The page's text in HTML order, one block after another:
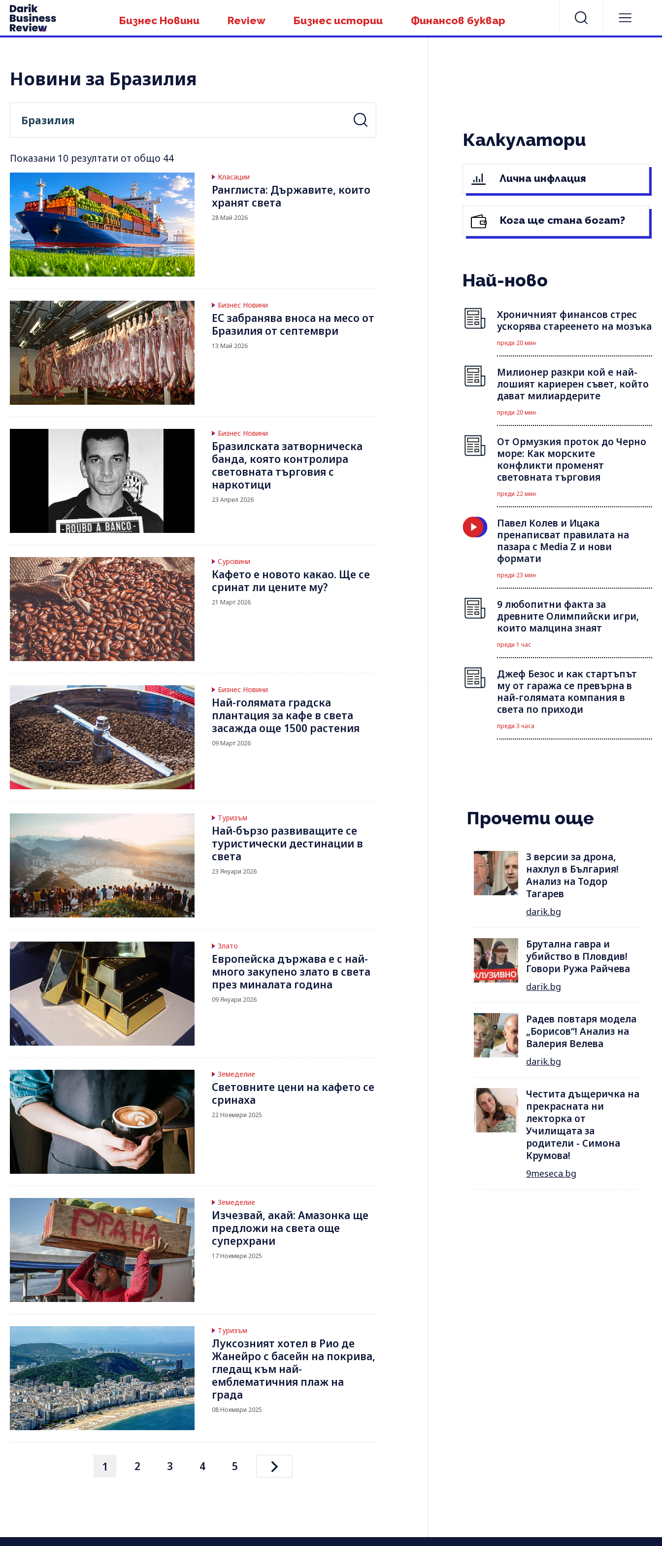
Бизнес Новини Review Бизнес истории Финансов буквар
Новини за Бразилия
Показани 10 резултати от общо 44
Класации
Ранглиста: Държавите, които
хранят света
28 Май 2026
Бизнес Новини
ЕС забранява вноса на месо от
Бразилия от септември
13 Май 2026
Бизнес Новини
Бразилската затворническа
банда, която контролира
световната търговия с
наркотици
23 Април 2026
Суровини
Кафето е новото какао. Ще се
сринат ли цените му?
21 Март 2026
Бизнес Новини
Най-голямата градска
плантация за кафе в света
засажда още 1500 растения
09 Март 2026
Туризъм
Най-бързо развиващите се
туристически дестинации в
света
23 Януари 2026
Злато
Европейска държава е с най-
много закупено злато в света
през миналата година
09 Януари 2026
Земеделие
Световните цени на кафето се
сринаха
22 Ноември 2025
Земеделие
Изчезвай, акай: Амазонка ще
предложи на света още
суперхрани
17 Ноември 2025
Туризъм
Луксозният хотел в Рио де
Жанейро с басейн на покрива,
гледащ към най-
емблематичния плаж на
града
08 Ноември 2025
1 2 3 4 5
Калкулатори
Лична инфлация
Кога ще стана богат?
Най-ново
Хроничният финансов стрес
ускорява стареенето на мозъка
преди 20 мин
Милионер разкри кой е най-
лошият кариерен съвет, който
дават милиардерите
преди 20 мин
От Ормузкия проток до Черно
море: Как морските
конфликти променят
световната търговия
преди 22 мин
Павел Колев и Ицака
пренаписват правилата на
пазара с Media Z и нови
формати
преди 23 мин
9 любопитни факта за
древните Олимпийски игри,
които малцина знаят
преди 1 час
Джеф Безос и как стартъпът
му от гаража се превърна в
най-голямата компания в
света по приходи
преди 3 часа
Прочети още
3 версии за дрона,
нахлул в България!
Анализ на Тодор
Тагарев
darik.bg
Брутална гавра и
убийство в Пловдив!
Говори Ружа Райчева
darik.bg
Радев повтаря модела
„Борисов“! Анализ на
Валерия Велева
darik.bg
Честита дъщеричка на
прекрасната ни
лекторка от
Училищата за
родители - Симона
Крумова!
9meseca.bg